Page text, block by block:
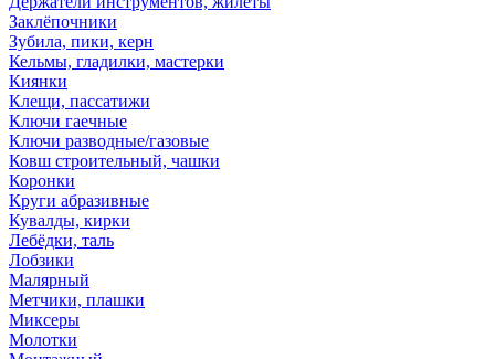
Заклёпочники
Зубила, пики, керн
Кельмы, гладилки, мастерки
Киянки
Клещи, пассатижи
Ключи гаечные
Ключи разводные/газовые
Ковш строительный, чашки
Коронки
Круги абразивные
Кувалды, кирки
Лебёдки, таль
Лобзики
Малярный
Метчики, плашки
Миксеры
Молотки